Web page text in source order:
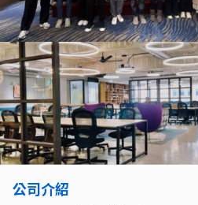
公司介紹